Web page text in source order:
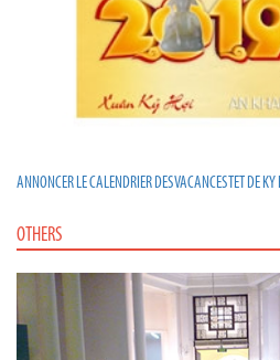
ANNONCER LE CALENDRIER DES VACANCES TET DE
OTHERS